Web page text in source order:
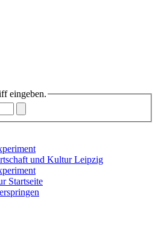
eingeben.
und Kultur Leipzig